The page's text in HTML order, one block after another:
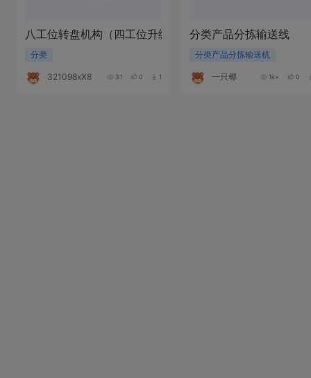
八工位转盘机构（四工位升级版）
分类
321098xX837D 31 0 1
分类产品分拣输送线
分类产品分拣输送机
一只椰 1k+ 0